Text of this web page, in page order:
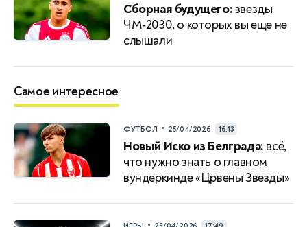
Сборная будущего:звезды
ЧМ‑2030, о которых вы еще не
слышали
Самое интересное
ФУТБОЛ • 25/04/2026 16:13
Новый Иско из Белграда: всё,
что нужно знать о главном
вундеркинде «Црвены Звезды»